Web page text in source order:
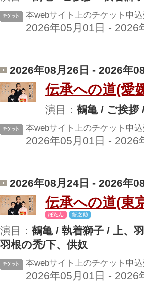
本webサイト上のチケット申
2026年05月01日 - 2026
2026年08月26日 - 2026年
伝承への道(愛
演目： 鶴亀 / ご挨拶
本webサイト上のチケット申
2026年05月01日 - 2026
2026年08月24日 - 2026年
伝承への道(東
演目： 鶴亀 / 執着獅子 / 上、
羽根の禿/下、供奴
本webサイト上のチケット申
2026年05月01日 - 2026